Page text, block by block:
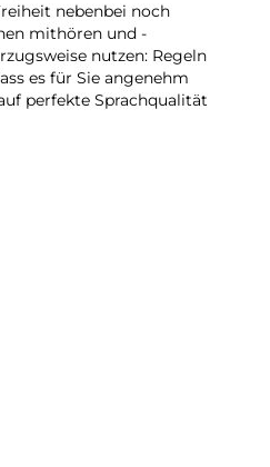
nebenbei noch
mithören und -
nutzen: Regeln
es für Sie angenehm
perfekte Sprachqualität
sein: